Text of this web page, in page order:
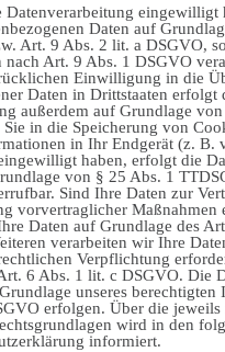
Datenverarbeitung eingewilligt
Daten auf
Art. 9 Abs. 2 lit. a DSGVO,
nach Art. 9 Abs. 1 DSGVO
Einwilligung in die
Daten in Drittstaaten erfolgt
außerdem auf Grundlage
in die Speicherung von
in Ihr Endgerät (z. B.
haben, erfolgt die
von § 25 Abs. 1
Sind Ihre Daten zur
vorvertraglicher Maßnahmen
Daten auf Grundlage des
verarbeiten wir Ihre
Verpflichtung
6 Abs. 1 lit. c DSGVO. Die
unseres berechtigten
erfolgen. Über die
wird in den
informiert.